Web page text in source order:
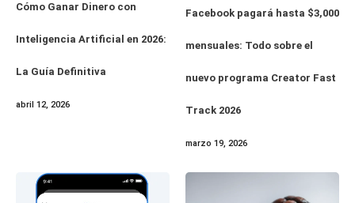
Cómo Ganar Dinero con
Inteligencia Artificial en 2026:
La Guía Definitiva
abril 12, 2026
Facebook pagará hasta $3,000
mensuales: Todo sobre el
nuevo programa Creator Fast
Track 2026
marzo 19, 2026